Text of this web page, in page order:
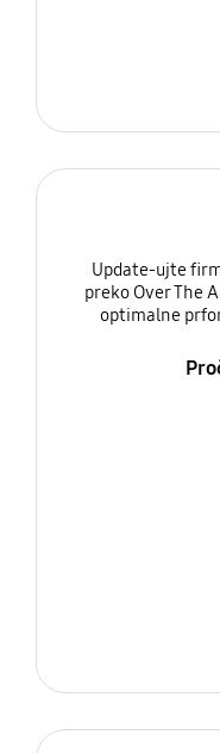
Update-ujte
preko Over The
optimalne